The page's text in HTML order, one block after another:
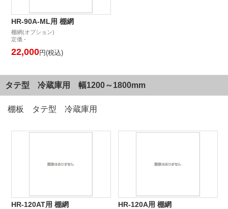
HR-90A-ML用 棚網
棚網(オプション)
定価 -
22,000円(税込)
タテ型 冷蔵庫用 幅1200～1800mm
棚板 タテ型 冷蔵庫用
HR-120AT用 棚網 HR-120A用 棚網